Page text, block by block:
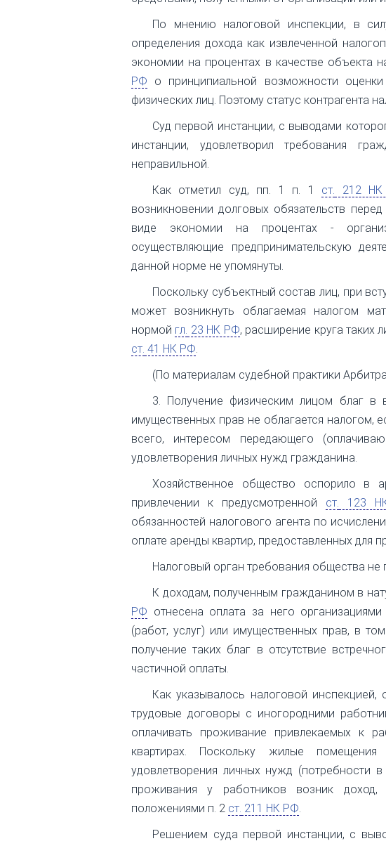
По мнению налоговой инспекции, в
определения дохода как извлеченной
экономии на процентах в качестве объекта
РФ о принципиальной возможности
физических лиц. Поэтому статус контрагента
Суд первой инстанции, с выводами
инстанции, удовлетворил требования
неправильной.
Как отметил суд, пп. 1 п. 1 ст. 212
возникновении долговых обязательств
виде экономии на процентах -
осуществляющие предпринимательскую
данной норме не упомянуты.
Поскольку субъектный состав лиц, при
может возникнуть облагаемая налогом
нормой гл. 23 НК РФ, расширение круга
ст. 41 НК РФ
(По материалам судебной практики
3. Получение физическим лицом благ в
имущественных прав не облагается налогом,
всего, интересом передающего
удовлетворения личных нужд гражданина.
Хозяйственное общество оспорило в
привлечении к предусмотренной ст. 123
обязанностей налогового агента по
оплате аренды квартир, предоставленных для
Налоговый орган требования общества не
К доходам, полученным гражданином в
РФ отнесена оплата за него
(работ, услуг) или имущественных прав, в
получение таких благ в отсутствие
частичной оплаты.
Как указывалось налоговой инспекцией,
трудовые договоры с иногородними
оплачивать проживание привлекаемых к
квартирах. Поскольку жилые помещения
удовлетворения личных нужд (потребности
проживания у работников возник
положениями п. 2 ст. 211 НК РФ
Решением суда первой инстанции, с